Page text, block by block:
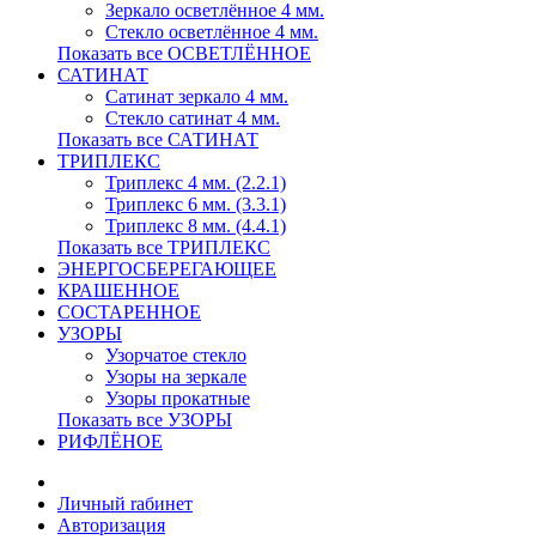
Зеркало осветлённое 4 мм.
Стекло осветлённое 4 мм.
Показать все ОСВЕТЛЁННОЕ
САТИНАТ
Сатинат зеркало 4 мм.
Стекло сатинат 4 мм.
Показать все САТИНАТ
ТРИПЛЕКС
Триплекс 4 мм. (2.2.1)
Триплекс 6 мм. (3.3.1)
Триплекс 8 мм. (4.4.1)
Показать все ТРИПЛЕКС
ЭНЕРГОСБЕРЕГАЮЩЕЕ
КРАШЕННОЕ
СОСТАРЕННОЕ
УЗОРЫ
Узорчатое стекло
Узоры на зеркале
Узоры прокатные
Показать все УЗОРЫ
РИФЛЁНОЕ
Личный rабинет
Авторизация